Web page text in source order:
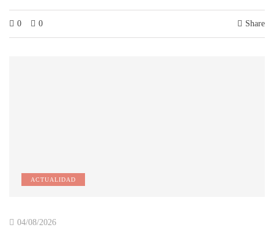
0 0 Share
ACTUALIDAD
04/08/2026